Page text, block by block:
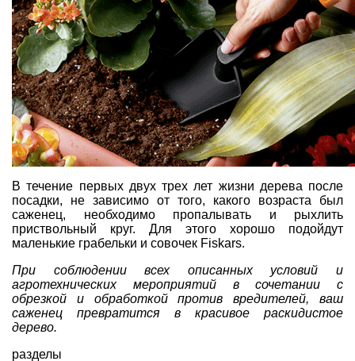
В течение первых двух трех лет жизни дерева после
посадки, не зависимо от того, какого возраста был
саженец, необходимо пропалывать и рыхлить
приствольный круг. Для этого хорошо подойдут
маленькие грабельки и совочек Fiskars.
При соблюдении всех описанных условий и
агротехнических мероприятий в сочетании с
обрезкой и обработкой против вредителей, ваш
саженец превратится в красивое раскидистое
дерево.
разделы